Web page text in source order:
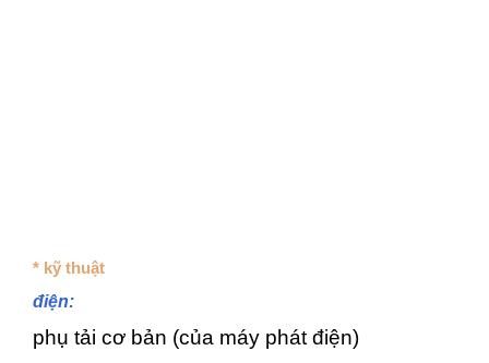
* kỹ thuật
điện:
phụ tải cơ bản (của máy phát điện)